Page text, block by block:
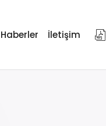
Haberler İletişim